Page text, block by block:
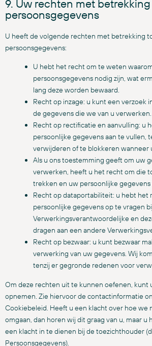
9. Uw rechten met
persoonsgegevens
U heeft de volgende rechten met betrekking
persoonsgegevens:
U hebt het recht om te weten
persoonsgegevens nodig zijn, wat
lang deze worden bewaard.
Recht op inzage: u kunt een verzoek
de gegevens die we van u verwerken.
Recht op rectificatie en aanvulling: u
persoonlijke gegevens aan te vullen,
verwijderen of te blokkeren wanneer
Als u ons toestemming geeft om uw
verwerken, heeft u het recht om die
trekken en uw persoonlijke
Recht op dataportabiliteit: u hebt het
persoonlijke gegevens op te vragen
Verwerkingsverantwoordelijke en
dragen aan een andere
Recht op bezwaar: u kunt bezwaar
verwerking van uw gegevens. Wij
tenzij er gegronde redenen voor
Om deze rechten uit te kunnen oefenen, kunt
opnemen. Zie hiervoor de contactinformatie
Cookiebeleid. Heeft u een klacht over hoe we
omgaan, dan horen wij dit graag van u, maar
een klacht in te dienen bij de toezichthouder
Persoonsgegevens).